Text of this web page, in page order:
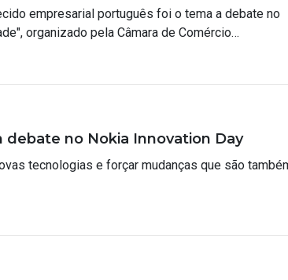
empresarial português foi o tema a debate no
organizado pela Câmara de Comércio…
no Nokia Innovation Day
tecnologias e forçar mudanças que são